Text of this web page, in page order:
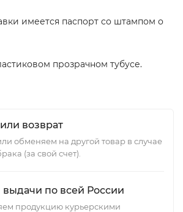
имеется паспорт со штампом о
прозрачном тубусе.
возврат
обменяем на другой товар в случае
(за свой счет).
по всей России
продукцию курьерскими